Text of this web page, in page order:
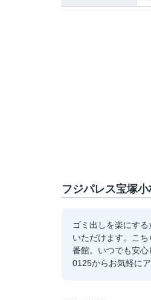
フジパレス宝塚
ゴミ出しを楽にす
いただけます。こ
番館。いつでも安
0125からお気軽にア